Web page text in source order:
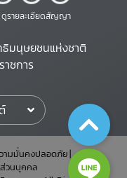
ดูรายละเอียดสัญญา
มนุษยชนแห่งชาติ
ชการ
ามมั่นคงปลอดภัย
วนบุคคล